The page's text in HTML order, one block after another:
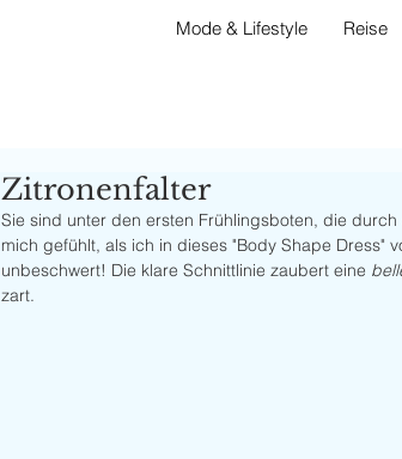
Mode & Lifestyle Reise
Zitronenfalter
Sie sind unter den ersten Frühlingsboten, die
mich gefühlt, als ich in dieses "Body Shape Dress"
unbeschwert! Die klare Schnittlinie zaubert eine
zart.